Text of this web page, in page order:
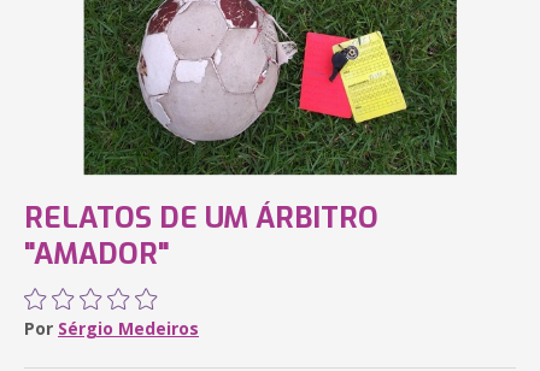
RELATOS DE UM ÁRBITRO
"AMADOR"
Por Sérgio Medeiros